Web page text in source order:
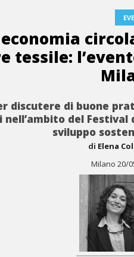
tessile:
discutere di buone
nell’ambito del Festival
sviluppo
di Elena
Milano 20/